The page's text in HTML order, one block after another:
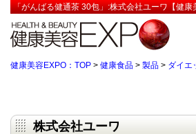
「がんばる健通茶 30包」:株式会社ユーワ【健康
健康美容EXPO：TOP > 健康食品 > 製品 > ダイエ
株式会社ユーワ